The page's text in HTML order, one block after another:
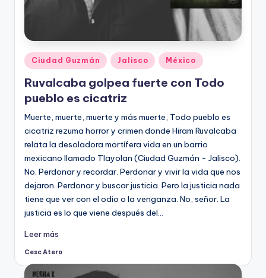
Publicado
en
Ciudad Guzmán Jalisco México
Ruvalcaba golpea fuerte con Todo
pueblo es cicatriz
Muerte, muerte, muerte y más muerte, Todo pueblo es
cicatriz rezuma horror y crimen donde Hiram Ruvalcaba
relata la desoladora mortífera vida en un barrio
mexicano llamado Tlayolan (Ciudad Guzmán - Jalisco).
No. Perdonar y recordar. Perdonar y vivir la vida que nos
dejaron. Perdonar y buscar justicia. Pero la justicia nada
tiene que ver con el odio o la venganza. No, señor. La
justicia es lo que viene después del…
Leer más
Publicado
Cesc Atero